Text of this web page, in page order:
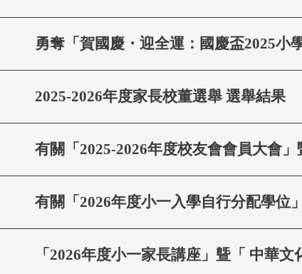
勇奪「賀國慶・迎全運：國慶盃2025小
2025-2026年度家長校董選舉 選舉結果
有關「2025-2026年度校友會會員大會
有關「2026年度小一入學自行分配學位
「2026年度小一家長講座」曁「 中華文